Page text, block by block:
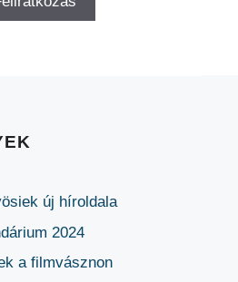
új híroldala
2024
a filmvásznon